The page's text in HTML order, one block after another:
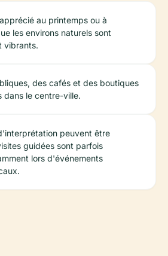
au printemps ou à
les environs naturels sont
vibrants.
des cafés et des boutiques
dans le centre-ville.
peuvent être
guidées sont parfois
lors d'événements